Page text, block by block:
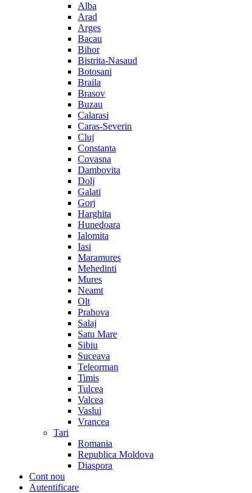
Alba
Arad
Arges
Bacau
Bihor
Bistrita-Nasaud
Botosani
Braila
Brasov
Buzau
Calarasi
Caras-Severin
Cluj
Constanta
Covasna
Dambovita
Dolj
Galati
Gorj
Harghita
Hunedoara
Ialomita
Iasi
Maramures
Mehedinti
Mures
Neamt
Olt
Prahova
Salaj
Satu Mare
Sibiu
Suceava
Teleorman
Timis
Tulcea
Valcea
Vaslui
Vrancea
Tari
Romania
Republica Moldova
Diaspora
Cont nou
Autentificare